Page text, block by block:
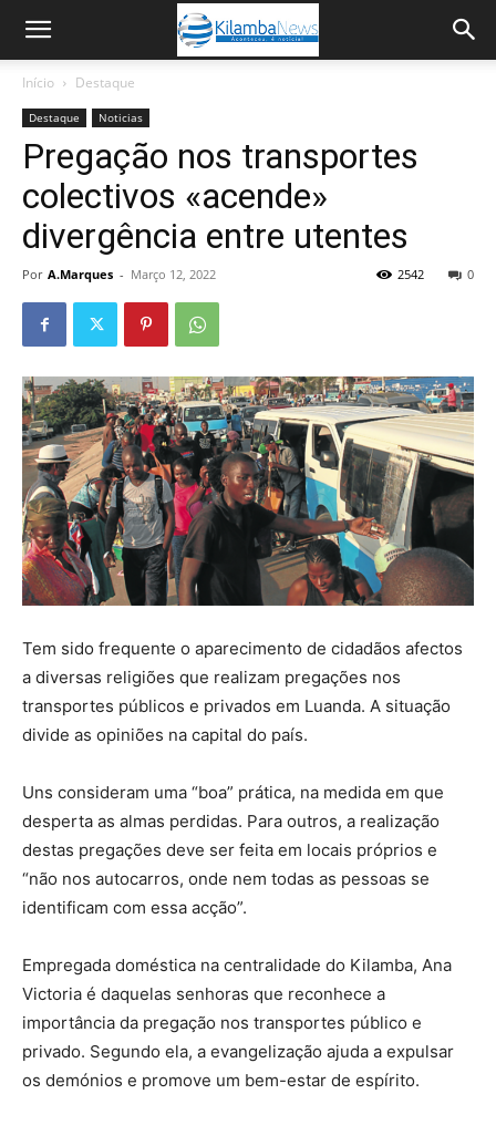
Início Destaque
Destaque Noticias
Pregação nos transportes
colectivos «acende»
divergência entre utentes
Por A.Marques - Março 12, 2022 0
2542
Tem sido frequente o aparecimento de cidadãos afectos
a diversas religiões que realizam pregações nos
transportes públicos e privados em Luanda. A situação
divide as opiniões na capital do país.
Uns consideram uma “boa” prática, na medida em que
desperta as almas perdidas. Para outros, a realização
destas pregações deve ser feita em locais próprios e
“não nos autocarros, onde nem todas as pessoas se
identificam com essa acção”.
Empregada doméstica na centralidade do Kilamba, Ana
Victoria é daquelas senhoras que reconhece a
importância da pregação nos transportes público e
privado. Segundo ela, a evangelização ajuda a expulsar
os demónios e promove um bem-estar de espírito.